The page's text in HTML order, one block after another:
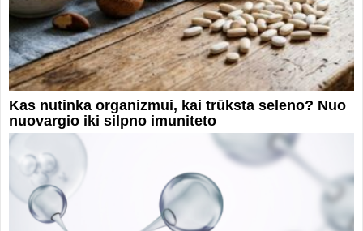
Kas nutinka organizmui, kai trūksta seleno? Nuo
nuovargio iki silpno imuniteto